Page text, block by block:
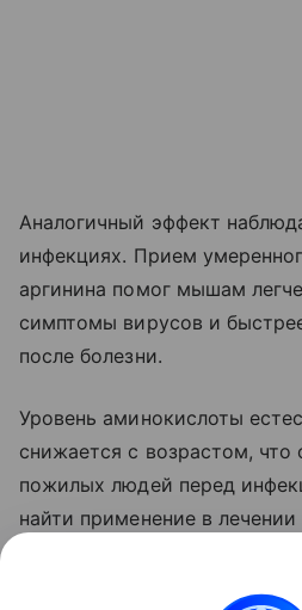
Аналогичный эффект
инфекциях. Прием
аргинина помог мышам
симптомы вирусов и
после болезни.
Уровень аминокислоты
снижается с возрастом, что
пожилых людей перед
найти применение в лечении